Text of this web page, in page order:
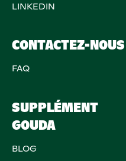
LINKEDIN
CONTACTEZ-NOUS
FAQ
SUPPLÉMENT
GOUDA
BLOG